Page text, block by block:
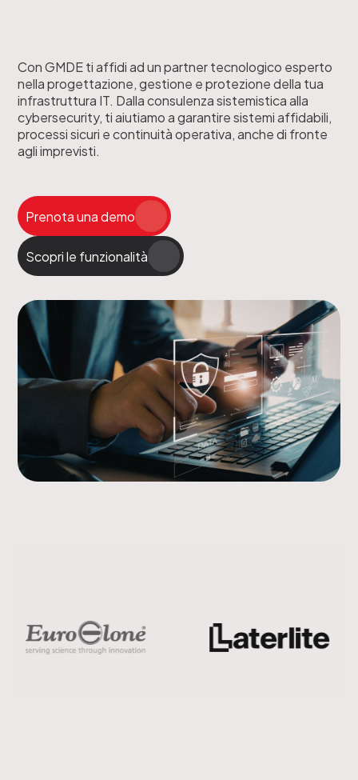
Con GMDE ti affidi ad un partner tecnologico esperto
nella progettazione, gestione e protezione della tua
infrastruttura IT. Dalla consulenza sistemistica alla
cybersecurity, ti aiutiamo a garantire sistemi affidabili,
processi sicuri e continuità operativa, anche di fronte
agli imprevisti.
Prenota una demo
Scopri le funzionalità